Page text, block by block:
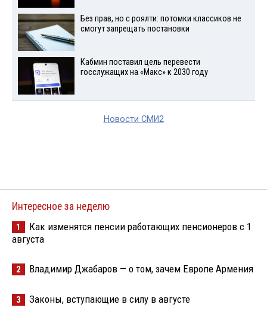
Без прав, но с роялти: потомки классиков не
смогут запрещать постановки
Кабмин поставил цель перевести
госслужащих на «Макс» к 2030 году
Новости СМИ2
Интересное за неделю
1
Как изменятся пенсии работающих пенсионеров с 1
августа
2 Владимир Джабаров — о том, зачем Европе Армения
3 Законы, вступающие в силу в августе